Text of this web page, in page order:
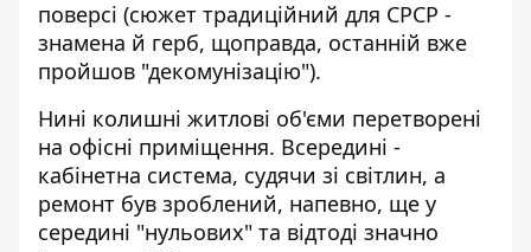
поверсі (сюжет традиційний для СРСР -
знамена й герб, щоправда, останній вже
пройшов "декомунізацію").
Нині колишні житлові об'єми перетворені
на офісні приміщення. Всередині -
кабінетна система, судячи зі світлин, а
ремонт був зроблений, напевно, ще у
середині "нульових" та відтоді значно